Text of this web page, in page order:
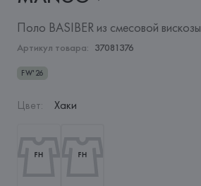
Поло BASIBER из смесовой вискозы
Артикул товара: 37081376
FW'26
Цвет: Хаки